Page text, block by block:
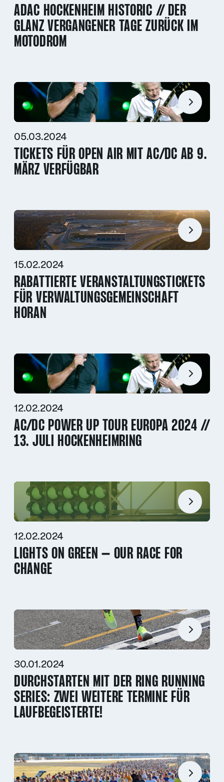
ADAC HOCKENHEIM HISTORIC // DER
GLANZ VERGANGENER TAGE ZURÜCK IM
MOTODROM
05.03.2024
TICKETS FÜR OPEN AIR MIT AC/DC AB 9.
MÄRZ VERFÜGBAR
15.02.2024
RABATTIERTE VERANSTALTUNGSTICKETS
FÜR VERWALTUNGSGEMEINSCHAFT
HORAN
12.02.2024
AC/DC POWER UP TOUR EUROPA 2024 //
13. JULI HOCKENHEIMRING
12.02.2024
LIGHTS ON GREEN – OUR RACE FOR
CHANGE
30.01.2024
DURCHSTARTEN MIT DER RING RUNNING
SERIES: ZWEI WEITERE TERMINE FÜR
LAUFBEGEISTERTE!